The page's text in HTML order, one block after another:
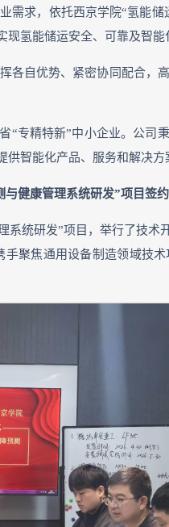
求，依托西京学院“氢能
氢能储运安全、可靠及智能
自优势、紧密协同配合，
专精特新”中小企业。公司
智能化产品、服务和解决方
健康管理系统研发”项目签约
统研发”项目，举行了技
聚焦通用设备制造领域技